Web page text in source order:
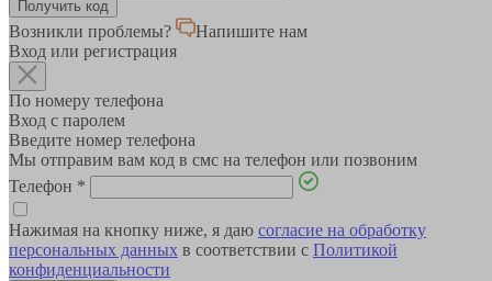
Возникли проблемы?
Напишите нам
Вход или регистрация
По номеру телефона
Вход с паролем
Введите номер телефона
Мы отправим вам код в смс на телефон или позвоним
Телефон *
Нажимая на кнопку ниже, я даю согласие на обработку
персональных данных в соответствии с Политикой
конфиденциальности